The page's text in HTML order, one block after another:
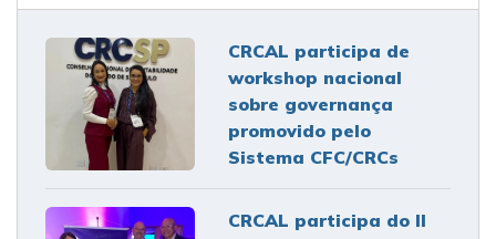
CRCAL participa de
workshop nacional
sobre governança
promovido pelo
Sistema CFC/CRCs
CRCAL participa do II